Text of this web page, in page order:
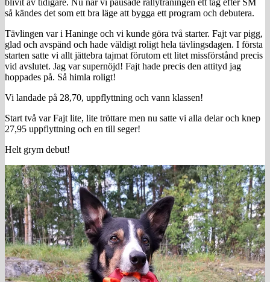
så kändes det som ett bra läge att bygga ett program och debutera.
Tävlingen var i Haninge och vi kunde göra två starter. Fajt var pigg,
glad och avspänd och hade väldigt roligt hela tävlingsdagen. I första
starten satte vi allt jättebra tajmat förutom ett litet missförstånd precis
vid avslutet. Jag var supernöjd! Fajt hade precis den attityd jag
hoppades på. Så himla roligt!
Vi landade på 28,70, uppflyttning och vann klassen!
Start två var Fajt lite, lite tröttare men nu satte vi alla delar och knep
27,95 uppflyttning och en till seger!
Helt grym debut!